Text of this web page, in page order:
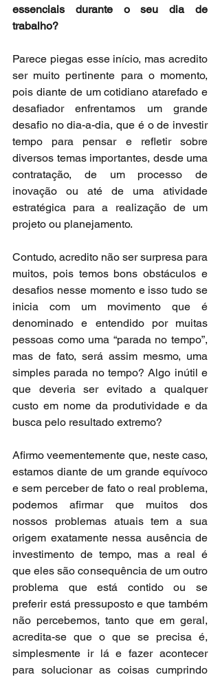
essenciais durante o seu dia de
trabalho?
Parece piegas esse início, mas acredito
ser muito pertinente para o momento,
pois diante de um cotidiano atarefado e
desafiador enfrentamos um grande
desafio no dia-a-dia, que é o de investir
tempo para pensar e refletir sobre
diversos temas importantes, desde uma
contratação, de um processo de
inovação ou até de uma atividade
estratégica para a realização de um
projeto ou planejamento.
Contudo, acredito não ser surpresa para
muitos, pois temos bons obstáculos e
desafios nesse momento e isso tudo se
inicia com um movimento que é
denominado e entendido por muitas
pessoas como uma “parada no tempo”,
mas de fato, será assim mesmo, uma
simples parada no tempo? Algo inútil e
que deveria ser evitado a qualquer
custo em nome da produtividade e da
busca pelo resultado extremo?
Afirmo veementemente que, neste caso,
estamos diante de um grande equívoco
e sem perceber de fato o real problema,
podemos afirmar que muitos dos
nossos problemas atuais tem a sua
origem exatamente nessa ausência de
investimento de tempo, mas a real é
que eles são consequência de um outro
problema que está contido ou se
preferir está pressuposto e que também
não percebemos, tanto que em geral,
acredita-se que o que se precisa é,
simplesmente ir lá e fazer acontecer
para solucionar as coisas cumprindo